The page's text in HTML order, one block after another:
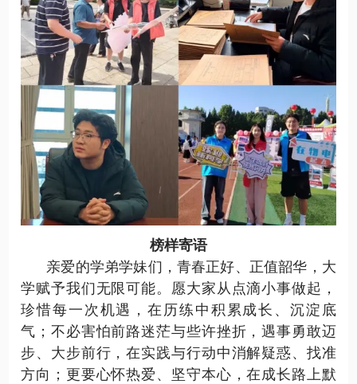
榜样寄语
亲爱的学弟学妹们，青春正好、正值韶华，大
学赋予我们无限可能。愿大家从 点滴小事做起 ，
珍惜每一次机遇，在历练中积累成长、沉淀底
气；不必害怕前路迷茫与些许挫折 ，遇事勇敢迈
步、 大步前行，在实践与行动中消解疑惑、找准
方向；更要心怀热爱、坚守本心，在成长路上默